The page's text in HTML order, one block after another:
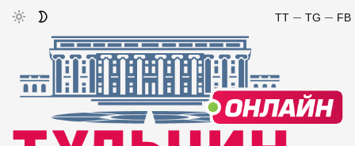
FB
TG
TT